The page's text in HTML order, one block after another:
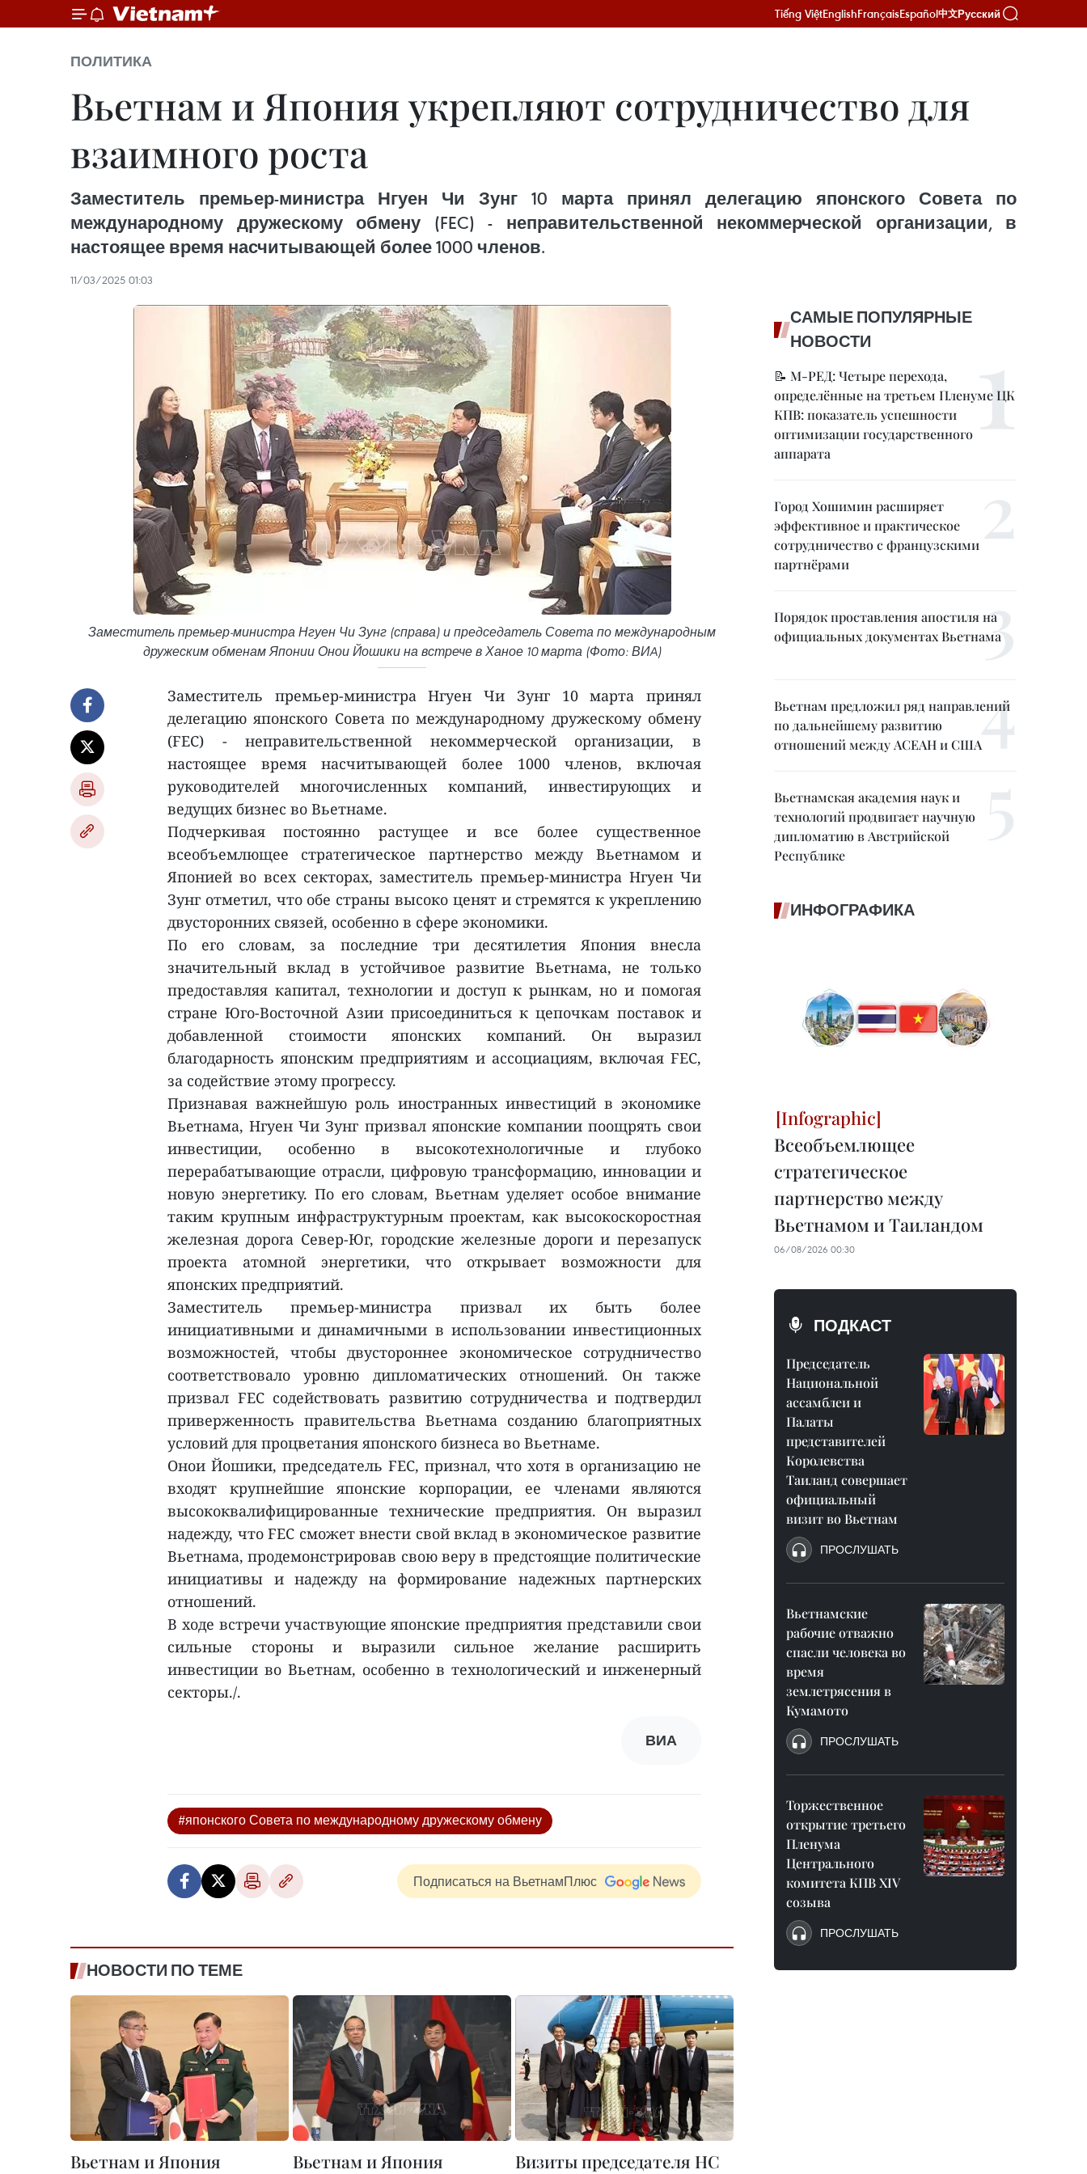
Tiếng ViệtEnglishFrançaisEspañol中文Русский
ПОЛИТИКА
Вьетнам и Япония укрепляют сотрудничество для
взаимного роста
Заместитель премьер-министра Нгуен Чи Зунг 10 марта принял делегацию японского Совета по
международному дружескому обмену (FEC) - неправительственной некоммерческой организации, в
настоящее время насчитывающей более 1000 членов.
11/03/2025 01:03
Заместитель премьер-министра Нгуен Чи Зунг (справа) и председатель Совета по международным
дружеским обменам Японии Онои Йошики на встрече в Ханое 10 марта (Фото: ВИA)
Заместитель премьер-министра Нгуен Чи Зунг 10 марта принял
делегацию японского Совета по международному дружескому обмену
(FEC) - неправительственной некоммерческой организации, в
настоящее время насчитывающей более 1000 членов, включая
руководителей многочисленных компаний, инвестирующих и
ведущих бизнес во Вьетнаме.
Подчеркивая постоянно растущее и все более существенное
всеобъемлющее стратегическое партнерство между Вьетнамом и
Японией во всех секторах, заместитель премьер-министра Нгуен Чи
Зунг отметил, что обе страны высоко ценят и стремятся к укреплению
двусторонних связей, особенно в сфере экономики.
По его словам, за последние три десятилетия Япония внесла
значительный вклад в устойчивое развитие Вьетнама, не только
предоставляя капитал, технологии и доступ к рынкам, но и помогая
стране Юго-Восточной Азии присоединиться к цепочкам поставок и
добавленной стоимости японских компаний. Он выразил
благодарность японским предприятиям и ассоциациям, включая FEC,
за содействие этому прогрессу.
Признавая важнейшую роль иностранных инвестиций в экономике
Вьетнама, Нгуен Чи Зунг призвал японские компании поощрять свои
инвестиции, особенно в высокотехнологичные и глубоко
перерабатывающие отрасли, цифровую трансформацию, инновации и
новую энергетику. По его словам, Вьетнам уделяет особое внимание
таким крупным инфраструктурным проектам, как высокоскоростная
железная дорога Север-Юг, городские железные дороги и перезапуск
проекта атомной энергетики, что открывает возможности для
японских предприятий.
Заместитель премьер-министра призвал их быть более
инициативными и динамичными в использовании инвестиционных
возможностей, чтобы двустороннее экономическое сотрудничество
соответствовало уровню дипломатических отношений. Он также
призвал FEC содействовать развитию сотрудничества и подтвердил
приверженность правительства Вьетнама созданию благоприятных
условий для процветания японского бизнеса во Вьетнаме.
Онои Йошики, председатель FEC, признал, что хотя в организацию не
входят крупнейшие японские корпорации, ее членами являются
высококвалифицированные технические предприятия. Он выразил
надежду, что FEC сможет внести свой вклад в экономическое развитие
Вьетнама, продемонстрировав свою веру в предстоящие политические
инициативы и надежду на формирование надежных партнерских
отношений.
В ходе встречи участвующие японские предприятия представили свои
сильные стороны и выразили сильное желание расширить
инвестиции во Вьетнам, особенно в технологический и инженерный
секторы./.
ВИА
#японского Совета по международному дружескому обмену
Подписаться на ВьетнамПлюс
НОВОСТИ ПО ТЕМЕ
Вьетнам и Япония
Вьетнам и Япония
Визиты председателя НС
САМЫЕ ПОПУЛЯРНЫЕ
НОВОСТИ
📝 М-РЕД: Четыре перехода,
определённые на третьем Пленуме ЦК
КПВ: показатель успешности
оптимизации государственного
аппарата
Город Хошимин расширяет
эффективное и практическое
сотрудничество с французскими
партнёрами
Порядок проставления апостиля на
официальных документах Вьетнама
Вьетнам предложил ряд направлений
по дальнейшему развитию
отношений между АСЕАН и США
Вьетнамская академия наук и
технологий продвигает научную
дипломатию в Австрийской
Республике
ИНФОГРАФИКА
Всеобъемлющее
стратегическое
партнерство между
Вьетнамом и Таиландом
06/08/2026 00:30
ПОДКАСТ
Председатель
Национальной
ассамблеи и
Палаты
представителей
Королевства
Таиланд совершает
официальный
визит во Вьетнам
ПРОСЛУШАТЬ
Вьетнамские
рабочие отважно
спасли человека во
время
землетрясения в
Кумамото
ПРОСЛУШАТЬ
Торжественное
открытие третьего
Пленума
Центрального
комитета КПВ XIV
созыва
ПРОСЛУШАТЬ